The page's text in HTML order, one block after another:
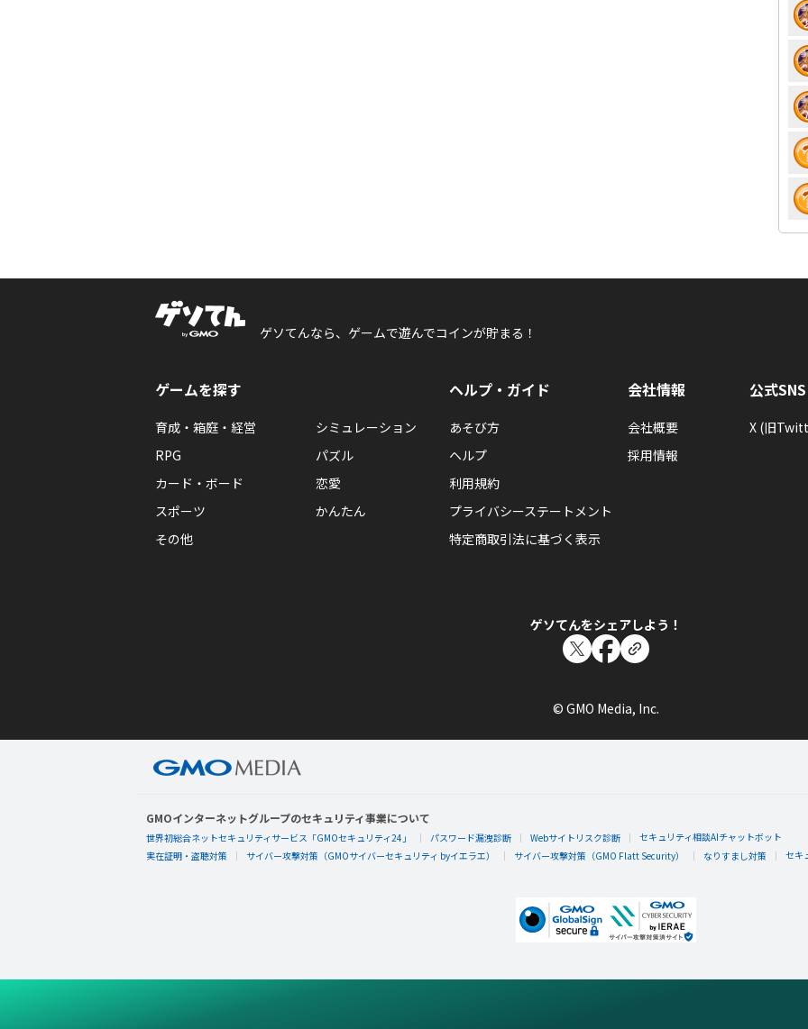
ゲソてんなら、ゲームで遊んでコインが貯まる！
ゲームを探す
育成・箱庭・経営
シミュレーション
RPG
パズル
カード・ボード
恋愛
スポーツ
かんたん
その他
ヘルプ・ガイド
あそび方
ヘルプ
利用規約
プライバシーステートメント
特定商取引法に基づく表示
会社情報
会社概要
採用情報
公式SNS
X (旧
ゲソてんをシェアしよう！
© GMO Media, Inc.
GMOインターネットグループのセキュリティ事業について
世界初総合ネットセキュリティサービス「GMOセキュリティ24」 パスワード漏洩診断 Webサイトリスク診断
セキュリティ相談AIチャットボット
実在証明・盗聴対策
サイバー攻撃対策（GMOサイバーセキュリティ byイエラエ） サイバー攻撃対策（GMO Flatt Security） なりすまし対策 セキ